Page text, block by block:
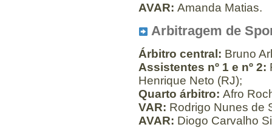
AVAR: Amanda Matias.
Arbitragem de
Árbitro central: Bruno
Assistentes nº 1 e nº 2:
Henrique Neto (RJ);
Quarto árbitro: Afro
VAR: Rodrigo Nunes de
AVAR: Diogo Carvalho